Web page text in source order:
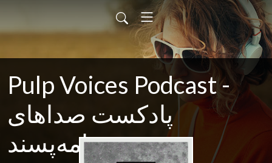
Pulp Voices Podcast -
پادکست صداهای
عامه‌پسند